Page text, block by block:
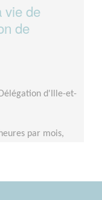
vie de
de
d'Ille-et-
par mois,